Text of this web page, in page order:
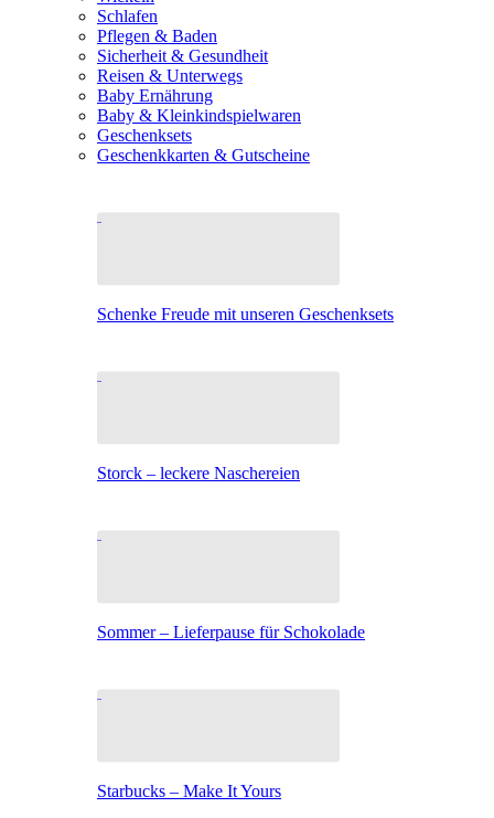
Schlafen
Pflegen & Baden
Sicherheit & Gesundheit
Reisen & Unterwegs
Baby Ernährung
Baby & Kleinkindspielwaren
Geschenksets
Geschenkkarten & Gutscheine
Schenke Freude mit unseren Geschenksets
Storck – leckere Naschereien
Sommer – Lieferpause für Schokolade
Starbucks – Make It Yours